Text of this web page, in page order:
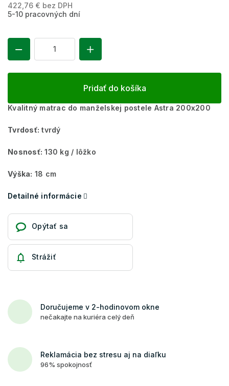
422,76 € bez DPH
5-10 pracovných dní
Pridať do košíka
Kvalitný matrac do manželskej postele Astra 200x200
Tvrdosť: tvrdý
Nosnosť: 130 kg / lôžko
Výška: 18 cm
Detailné informácie
Opýtať sa
Strážiť
Doručujeme v 2-hodinovom okne
nečakajte na kuriéra celý deň
Reklamácia bez stresu aj na diaľku
96% spokojnosť